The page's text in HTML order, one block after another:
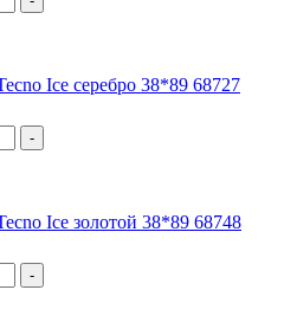
Ice серебро 38*89 68727
-
Ice золотой 38*89 68748
-